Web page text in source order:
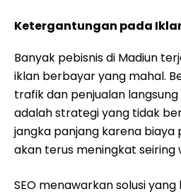
Ketergantungan pada
Banyak pebisnis di Madiun
iklan berbayar yang mahal.
trafik dan penjualan
adalah strategi yang tidak
jangka panjang karena
akan terus meningkat seiring
SEO menawarkan solusi